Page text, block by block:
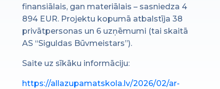
finansiālais, gan materiālais – sasniedza 4
894 EUR. Projektu kopumā atbalstīja 38
privātpersonas un 6 uzņēmumi (tai skaitā
AS “Siguldas Būvmeistars”).
Saite uz sīkāku informāciju:
https://allazupamatskola.lv/2026/02/ar-